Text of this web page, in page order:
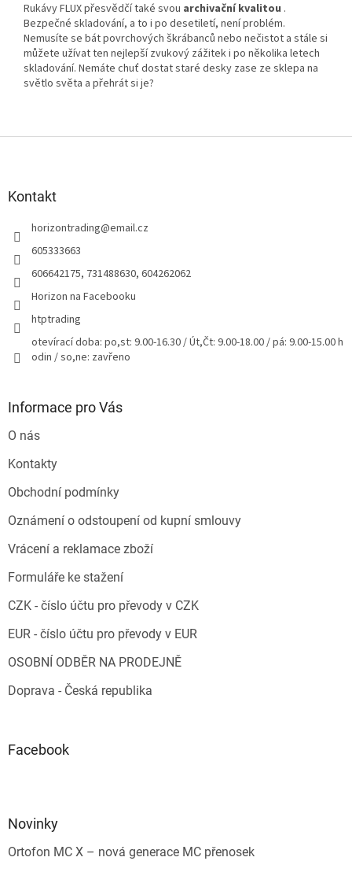
Rukávy FLUX přesvědčí také svou archivační kvalitou .
Bezpečné skladování, a to i po desetiletí, není problém.
Nemusíte se bát povrchových škrábanců nebo nečistot a stále si
můžete užívat ten nejlepší zvukový zážitek i po několika letech
skladování. Nemáte chuť dostat staré desky zase ze sklepa na
světlo světa a přehrát si je?
Kontakt
horizontrading@email.cz
605333663
606642175, 731488630, 604262062
Horizon na Facebooku
htptrading
otevírací doba: po,st: 9.00-16.30 / Út,Čt: 9.00-18.00 / pá: 9.00-15.00 h
odin / so,ne: zavřeno
Informace pro Vás
O nás
Kontakty
Obchodní podmínky
Oznámení o odstoupení od kupní smlouvy
Vrácení a reklamace zboží
Formuláře ke stažení
CZK - číslo účtu pro převody v CZK
EUR - číslo účtu pro převody v EUR
OSOBNÍ ODBĚR NA PRODEJNĚ
Doprava - Česká republika
Facebook
Novinky
Ortofon MC X – nová generace MC přenosek